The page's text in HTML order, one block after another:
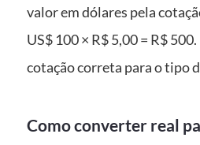
valor em dólares pela
US$ 100 × R$ 5,00 = R$
cotação correta para o tipo
Como converter real